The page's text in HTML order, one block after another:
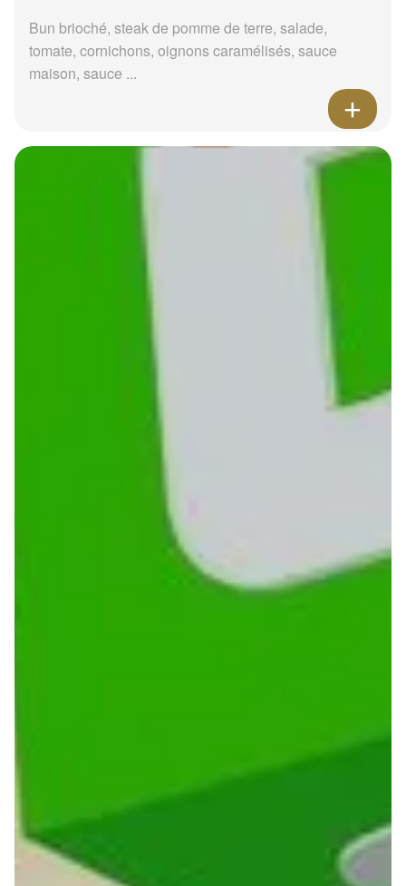
Bun brioché, steak de pomme de terre, salade,
tomate, cornichons, oignons caramélisés, sauce
maison, sauce ...